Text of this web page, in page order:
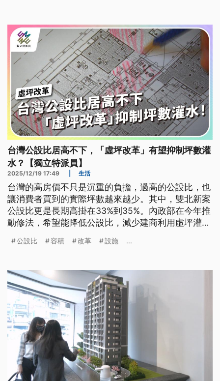
台灣公設比居高不下，「虛坪改革」有望抑制坪數灌
水？【獨立特派員】
2025/12/19 17:49 生活
台灣的高房價不只是沉重的負擔，過高的公設比，也
讓消費者買到的實際坪數越來越少。其中，雙北新案
公設比更是長期高掛在33%到35%。內政部在今年推
動修法，希望能降低公設比，減少建商利用虛坪灌
革，究竟改了什麼？
公設比 容積 改革 設施 ...